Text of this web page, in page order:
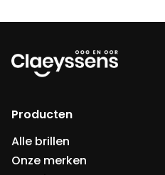
Producten
Alle brillen
Onze merken